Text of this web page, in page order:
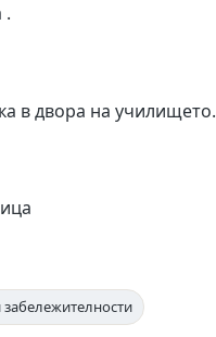
.
в двора на училището.
забележителности